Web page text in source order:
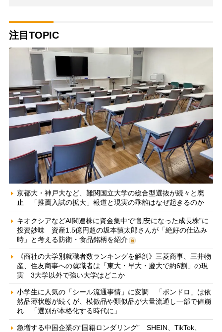
注目TOPIC
京都大・神戸大など、難関国立大学の総合型選抜が続々と廃
止 「推薦入試の拡大」報道と現実の乖離はなぜ起きるのか
キオクシアなどAI関連株に資金集中で“割安になった成長株”に
投資妙味 資産1.5億円超の坂本慎太郎さんが「絶好の仕込み
時」と考える防衛・食品銘柄を紹介
《商社の大学別就職者数ランキングを解剖》三菱商事、三井物
産、住友商事への就職者は「東大・早大・慶大で約6割」の現
実 3大学以外で強い大学はどこか
小学生に人気の「シール流通事情」に変調 「ボンドロ」は依
然品薄状態が続くが、模倣品や類似品が大量流通し一部で値崩
れ 「選別が本格化する時代に」
急増する中国企業の“国籍ロンダリング” SHEIN、TikTok、